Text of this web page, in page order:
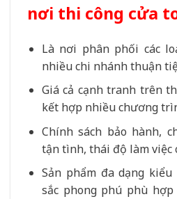
nơi thi công cửa
Là nơi phân phối các
nhiều chi nhánh thuận
Giá cả cạnh tranh trên
kết hợp nhiều chương
Chính sách bảo hành,
tận tình, thái độ làm việc
Sản phẩm đa dạng
sắc phong phú phù hợp